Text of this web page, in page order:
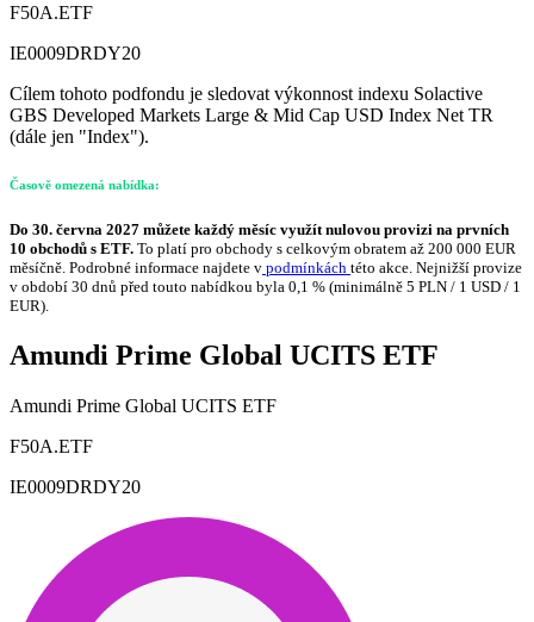
F50A.ETF
IE0009DRDY20
Cílem tohoto podfondu je sledovat výkonnost indexu Solactive
GBS Developed Markets Large & Mid Cap USD Index Net TR
(dále jen "Index").
Časově omezená nabídka:
Do 30. června 2027 můžete každý měsíc využít nulovou provizi na prvních
10 obchodů s ETF. To platí pro obchody s celkovým obratem až 200 000 EUR
měsíčně. Podrobné informace najdete v podmínkách této akce. Nejnižší provize
v období 30 dnů před touto nabídkou byla 0,1 % (minimálně 5 PLN / 1 USD / 1
EUR).
Amundi Prime Global UCITS ETF
Amundi Prime Global UCITS ETF
F50A.ETF
IE0009DRDY20